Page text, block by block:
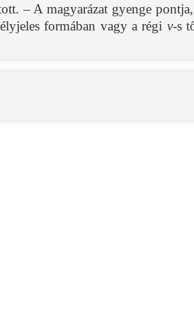
– A magyarázat gyenge
formában vagy a régi v-s